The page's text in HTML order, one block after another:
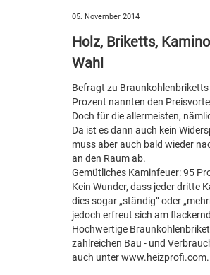
05. November 2014
Holz, Briketts,
Wahl
Befragt zu
Prozent nannten den
Doch für die allermeisten,
Da ist es dann auch kein
muss aber auch bald wieder
an den Raum ab.
Gemütliches Kaminfeuer: 95
Kein Wunder, dass jeder dritte
dies sogar „ständig“ oder
jedoch erfreut sich am
Hochwertige
zahlreichen Bau - und
auch unter www.heizprofi.com.